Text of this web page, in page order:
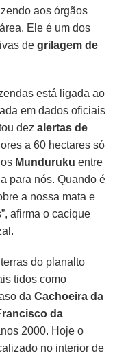
aos órgãos
Ele é um dos
degrilagem de
está ligada ao
em dados oficiais
dezalertas de
a 60 hectares só
Munduruku entre
para nós. Quando é
a nossa mata e
afirma o cacique
do planalto
tidos como
daCachoeira da
da
2000. Hoje o
no interior de